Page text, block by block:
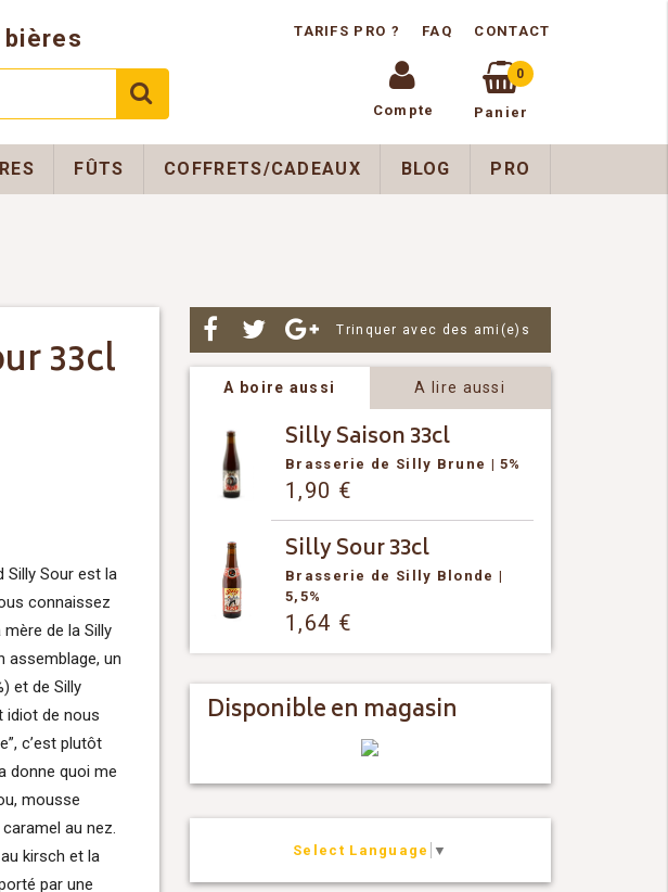
TARIFS PRO ? FAQ CONTACT
Compte
0
Panier
FÛTS COFFRETS/CADEAUX BLOG PRO
33cl
Silly Sour est la
connaissez
de la Silly
assemblage, un
et de Silly
idiot de nous
c’est plutôt
donne quoi me
mousse
au nez.
kirsch et la
par une
Trinquer avec des ami(e)s
A boire aussi A lire aussi
Silly Saison 33cl
Brasserie de Silly Brune | 5%
1,90 €
Silly Sour 33cl
Brasserie de Silly Blonde |
5,5%
1,64 €
Disponible en magasin
Select Language ▼